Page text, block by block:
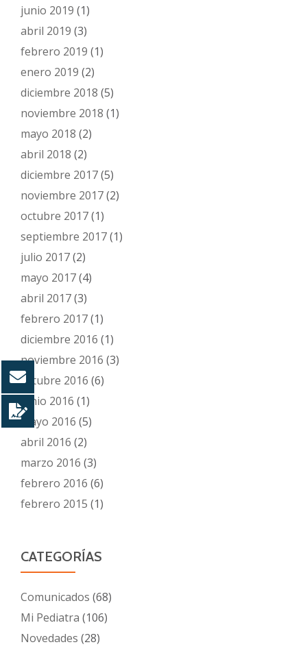
junio 2019 (1)
abril 2019 (3)
febrero 2019 (1)
enero 2019 (2)
diciembre 2018 (5)
noviembre 2018 (1)
mayo 2018 (2)
abril 2018 (2)
diciembre 2017(5)
noviembre 2017(2)
octubre 2017(1)
septiembre 2017(1)
julio 2017(2)
mayo 2017(4)
abril 2017(3)
febrero 2017(1)
diciembre 2016 (1)
noviembre 2016 (3)
octubre 2016 (6)
junio 2016 (1)
mayo 2016 (5)
abril 2016 (2)
marzo 2016 (3)
febrero 2016 (6)
febrero 2015 (1)
CATEGORÍAS
Comunicados (68)
Mi Pediatra (106)
Novedades (28)